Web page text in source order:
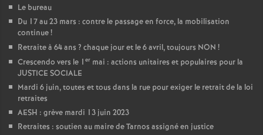
Le bureau
Du 17 au 23 mars : contre le passage en force, la mobilisation
continue!
Retraite à 64 ans ? chaque jour et le 6 avril, toujours NON !
Crescendo vers le 1 er mai : actions unitaires et populaires pour la
JUSTICE SOCIALE
Mardi 6 juin, toutes et tous dans la rue pour exiger le retrait de la loi
retraites
AESH : grève mardi 13 juin 2023
Retraites : soutien au maire de Tarnos assigné en justice